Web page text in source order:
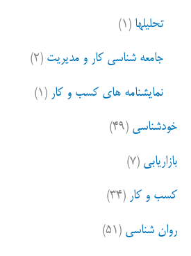
تحلیلها (۱)
جامعه شناسی کار و مدیریت (۲)
نمایشنامه های کسب و کار (۱)
خودشناسی (۴۹)
بازاریابی (۷)
کسب و کار (۳۴)
روان شناسی (۵۱)